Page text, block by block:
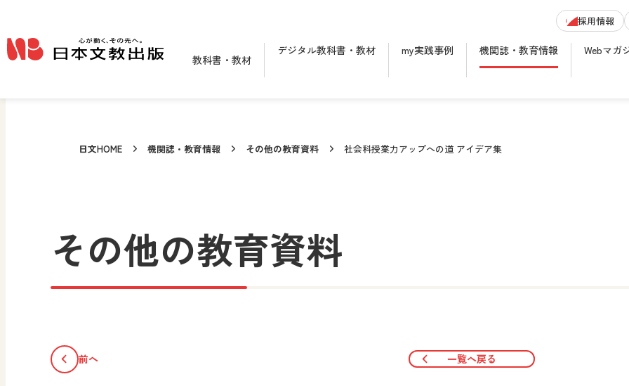
採用情報
教科書・教材
デジタル教科書・教材 my実践事例 機関誌・教育情報 Webマガ
日文HOME 機関誌・教育情報 その他の教育資料 社会科授業力アップへの道 アイデア集
その他の教育資料
前へ 一覧へ戻る